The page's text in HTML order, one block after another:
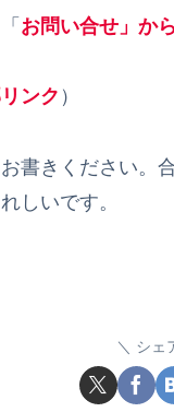
お問い合せ」か
ンク ）
書きください。
しいです。
シェ